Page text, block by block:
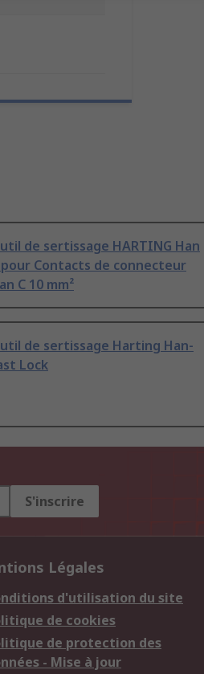
de sertissage HARTING Han
pour Contacts de connecteur
C 10 mm²
de sertissage Harting Han-
Lock
S'inscrire
Légales
d'utilisation du site
de cookies
de protection des
- Mise à jour